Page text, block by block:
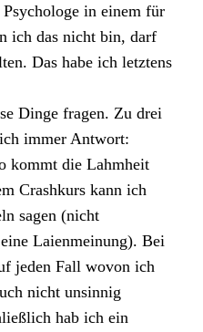
in einem für
ich das nicht bin, darf
Das habe ich letztens
Dinge fragen. Zu drei
immer Antwort:
kommt die Lahmheit
Crashkurs kann ich
sagen (nicht
Laienmeinung). Bei
jeden Fall wovon ich
nicht unsinnig
hab ich ein